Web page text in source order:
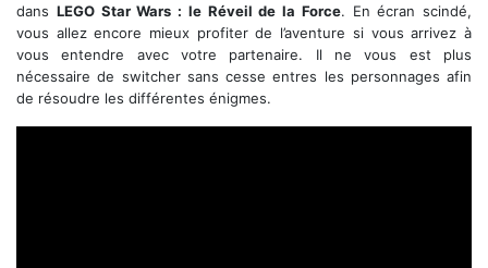
dans LEGO Star Wars : le Réveil de la Force. En écran scindé,
vous allez encore mieux profiter de l’aventure si vous arrivez à
vous entendre avec votre partenaire. Il ne vous est plus
nécessaire de switcher sans cesse entres les personnages afin
de résoudre les différentes énigmes.